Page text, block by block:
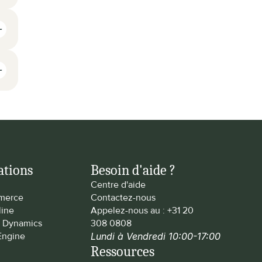
Besoin d'aide ?
Centre d'aide
Contactez-nous
Appelez-nous au : +31 20
308 0808
Lundi à Vendredi 10:00-17:00
Ressources